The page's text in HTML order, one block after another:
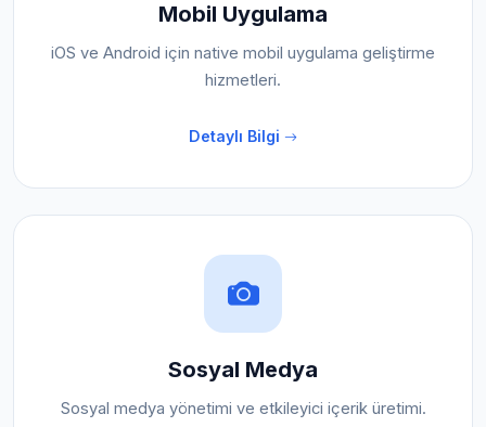
Mobil Uygulama
iOS ve Android için native mobil uygulama geliştirme
hizmetleri.
Detaylı Bilgi
Sosyal Medya
Sosyal medya yönetimi ve etkileyici içerik üretimi.